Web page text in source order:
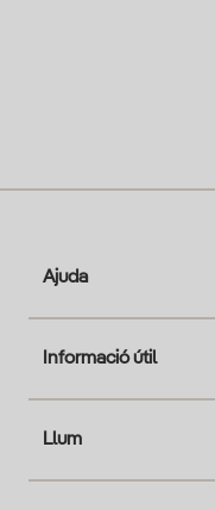
Ajuda
Informació útil
Llum